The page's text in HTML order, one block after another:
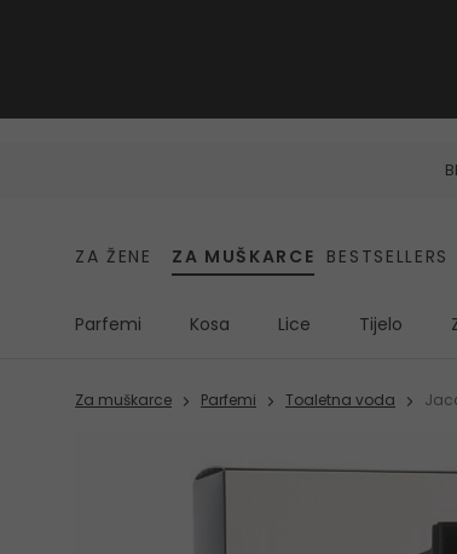
ZA ŽENE ZA MUŠKARCE BESTSELLERS
Parfemi Kosa Lice Tijelo
Za muškarce Parfemi Toaletna voda